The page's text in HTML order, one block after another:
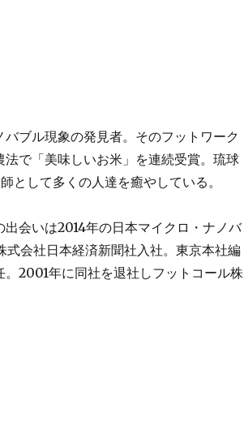
ブル現象の発見者。そのフットワーク
で「美味しいお米」を連続受賞。琉球
として多くの人達を癒やしている。
会いは2014年の日本マイクロ・ナノバ
会社日本経済新聞社入社。東京本社編
2001年に同社を退社しフットコール株